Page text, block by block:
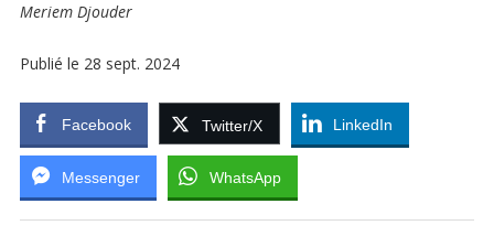
Meriem Djouder
Publié le 28 sept. 2024
Facebook Twitter/X LinkedIn
Messenger WhatsApp